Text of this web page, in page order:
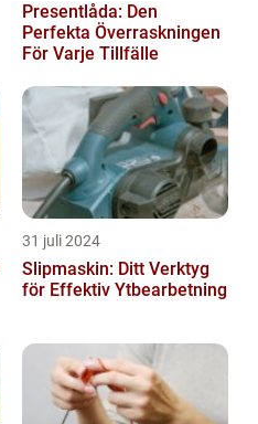
Presentlåda: Den
Perfekta Överraskningen
För Varje Tillfälle
31 juli 2024
Slipmaskin: Ditt Verktyg
för Effektiv Ytbearbetning